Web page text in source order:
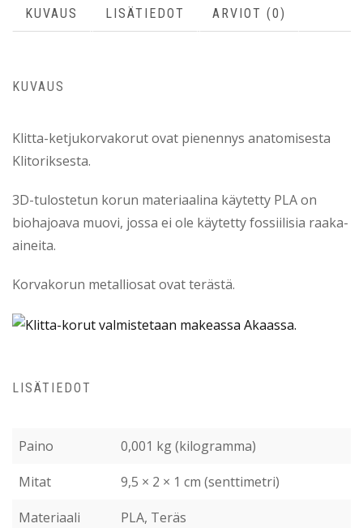
KUVAUS LISÄTIEDOT ARVIOT (0)
KUVAUS
Klitta-ketjukorvakorut ovat pienennys anatomisesta
Klitoriksesta.
3D-tulostetun korun materiaalina käytetty PLA on
biohajoava muovi, jossa ei ole käytetty fossiilisia raaka-
aineita.
Korvakorun metalliosat ovat terästä.
LISÄTIEDOT
Paino
0,001 kg (kilogramma)
Mitat
9,5 × 2 × 1 cm (senttimetri)
Materiaali
PLA, Teräs